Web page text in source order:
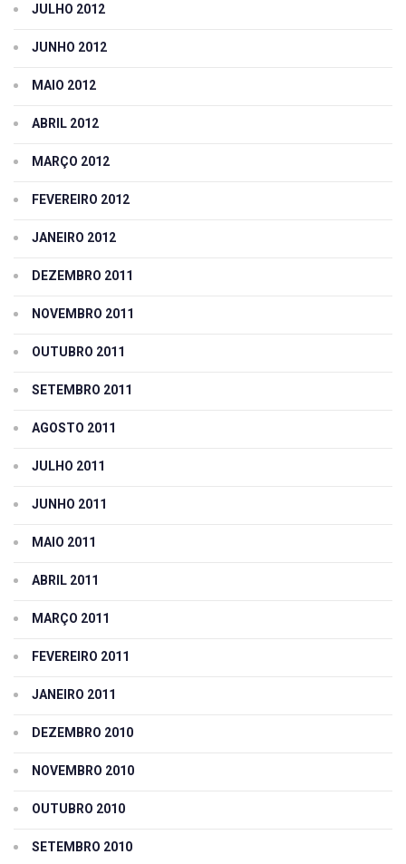
JULHO 2012
JUNHO 2012
MAIO 2012
ABRIL 2012
MARÇO 2012
FEVEREIRO 2012
JANEIRO 2012
DEZEMBRO 2011
NOVEMBRO 2011
OUTUBRO 2011
SETEMBRO 2011
AGOSTO 2011
JULHO 2011
JUNHO 2011
MAIO 2011
ABRIL 2011
MARÇO 2011
FEVEREIRO 2011
JANEIRO 2011
DEZEMBRO 2010
NOVEMBRO 2010
OUTUBRO 2010
SETEMBRO 2010